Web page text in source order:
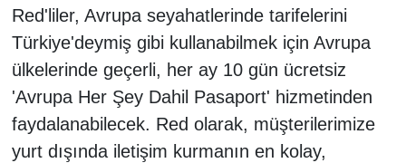
Red'liler, Avrupa seyahatlerinde tarifelerini
Türkiye'deymiş gibi kullanabilmek için Avrupa
ülkelerinde geçerli, her ay 10 gün ücretsiz
'Avrupa Her Şey Dahil Pasaport' hizmetinden
faydalanabilecek. Red olarak, müşterilerimize
yurt dışında iletişim kurmanın en kolay,